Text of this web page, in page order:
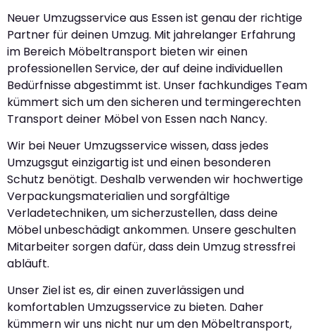
Neuer Umzugsservice aus Essen ist genau der richtige
Partner für deinen Umzug. Mit jahrelanger Erfahrung
im Bereich Möbeltransport bieten wir einen
professionellen Service, der auf deine individuellen
Bedürfnisse abgestimmt ist. Unser fachkundiges Team
kümmert sich um den sicheren und termingerechten
Transport deiner Möbel von Essen nach Nancy.
Wir bei Neuer Umzugsservice wissen, dass jedes
Umzugsgut einzigartig ist und einen besonderen
Schutz benötigt. Deshalb verwenden wir hochwertige
Verpackungsmaterialien und sorgfältige
Verladetechniken, um sicherzustellen, dass deine
Möbel unbeschädigt ankommen. Unsere geschulten
Mitarbeiter sorgen dafür, dass dein Umzug stressfrei
abläuft.
Unser Ziel ist es, dir einen zuverlässigen und
komfortablen Umzugsservice zu bieten. Daher
kümmern wir uns nicht nur um den Möbeltransport,